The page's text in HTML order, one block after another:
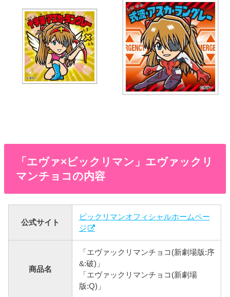
「エヴァ×ビックリマン」エヴァックリ
マンチョコの内容
公式サイト
ビックリマンオフィシャルホームペー
ジ
商品名
「エヴァックリマンチョコ(新劇場版:序
&:破)」
「エヴァックリマンチョコ(新劇場
版:Q)」